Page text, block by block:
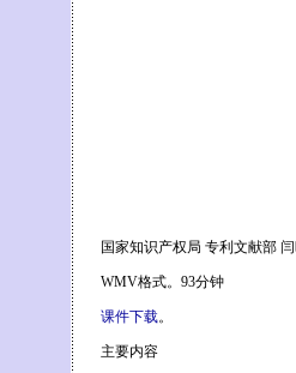
国家知识产权局 专利文献部
WMV格式。93分钟
课件下载。
主要内容